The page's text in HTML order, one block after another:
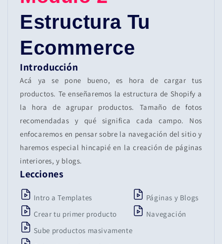
Estructura Tu
Ecommerce
Introducción
Acá ya se pone bueno, es hora de cargar tus
productos. Te enseñaremos la estructura de Shopify a
la hora de agrupar productos. Tamaño de fotos
recomendadas y qué significa cada campo. Nos
enfocaremos en pensar sobre la navegación del sitio y
haremos especial hincapié en la creación de páginas
interiores, y blogs.
Lecciones
Intro a Templates
Crear tu primer producto
Sube productos masivamente
Páginas y Blogs
Navegación